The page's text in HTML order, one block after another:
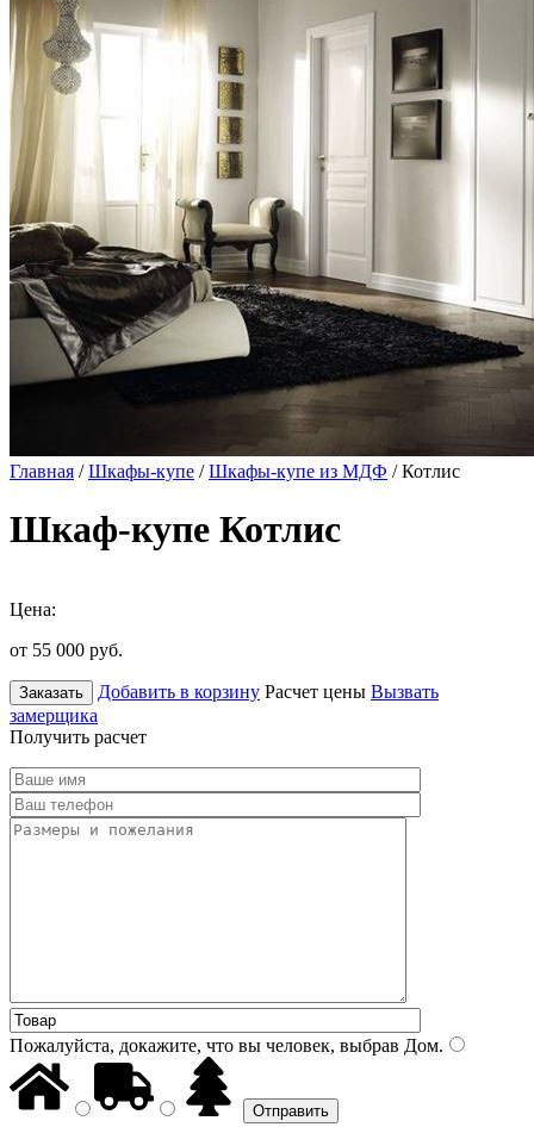
Главная /Шкафы-купе /Шкафы-купе из МДФ / Котлис
Шкаф-купе Котлис
Цена:
от 55 000 руб.
Заказать Добавить в корзину Расчет цены Вызвать
замерщика
Получить расчет
Пожалуйста, докажите, что вы человек, выбрав Дом.